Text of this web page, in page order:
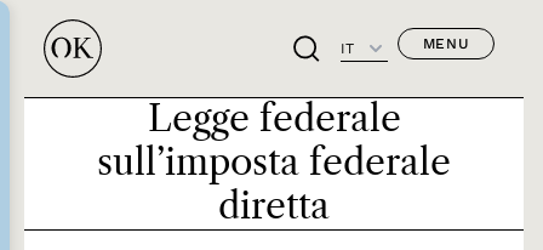
IT MENU
Legge federale
sull’imposta federale
diretta